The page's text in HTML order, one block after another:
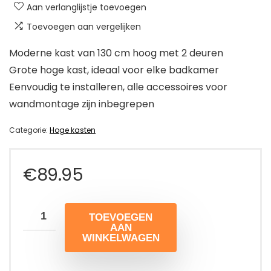
Aan verlanglijstje toevoegen
Toevoegen aan vergelijken
Moderne kast van 130 cm hoog met 2 deuren
Grote hoge kast, ideaal voor elke badkamer
Eenvoudig te installeren, alle accessoires voor
wandmontage zijn inbegrepen
Categorie: Hoge kasten
€89.95
TOEVOEGEN
AAN
WINKELWAGEN